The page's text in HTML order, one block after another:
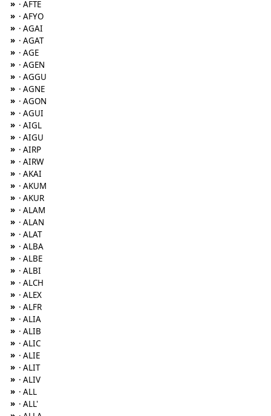
» · AFTE
» · AFYO
» · AGAI
» · AGAT
» · AGE
» · AGEN
» · AGGU
» · AGNE
» · AGON
» · AGUI
» · AIGL
» · AIGU
» · AIRP
» · AIRW
» · AKAI
» · AKUM
» · AKUR
» · ALAM
» · ALAN
» · ALAT
» · ALBA
» · ALBE
» · ALBI
» · ALCH
» · ALEX
» · ALFR
» · ALIA
» · ALIB
» · ALIC
» · ALIE
» · ALIT
» · ALIV
» · ALL
» · ALL'